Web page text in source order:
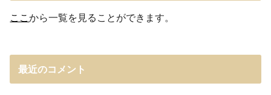
ここから一覧を見ることができます。
最近のコメント